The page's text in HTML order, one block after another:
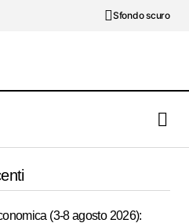
Sfondo scuro
100 miliardi di dollari
(3-8 agosto 2026):